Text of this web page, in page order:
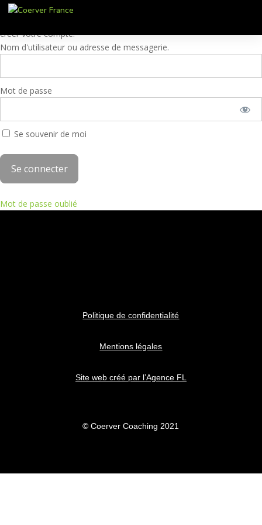
Ces contenus sont réservés aux membres. Pour accéder à ces
créer votre compte.
Nom d'utilisateur ou adresse de messagerie.
Mot de passe
Se souvenir de moi
Mot de passe oublié
Politique de confidentialité
Mentions légales
Site web créé par l’Agence FL
© Coerver Coaching 2021